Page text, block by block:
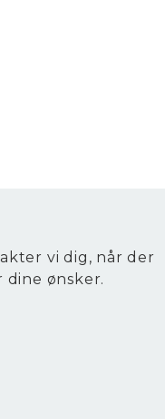
vi dig, når der
ønsker.